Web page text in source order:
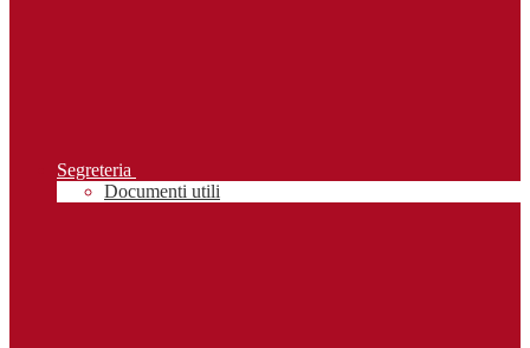
Segreteria
Documenti utili